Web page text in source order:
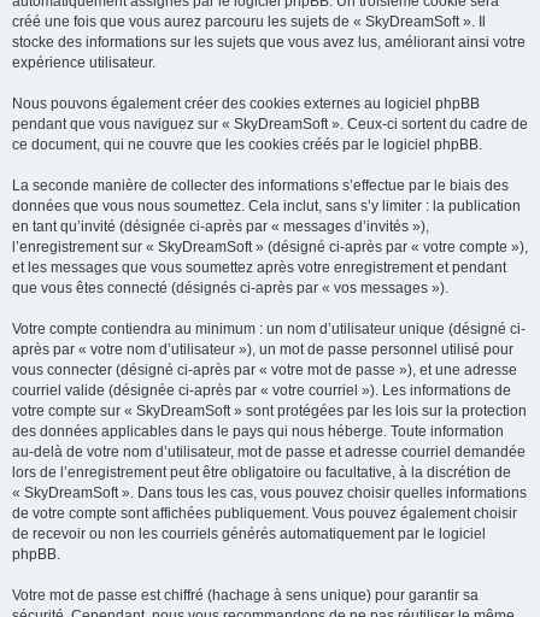
créé une fois que vous aurez parcouru les sujets de « SkyDreamSoft ». Il
stocke des informations sur les sujets que vous avez lus, améliorant ainsi votre
expérience utilisateur.
Nous pouvons également créer des cookies externes au logiciel phpBB
pendant que vous naviguez sur « SkyDreamSoft ». Ceux-ci sortent du cadre de
ce document, qui ne couvre que les cookies créés par le logiciel phpBB.
La seconde manière de collecter des informations s’effectue par le biais des
données que vous nous soumettez. Cela inclut, sans s’y limiter : la publication
en tant qu’invité (désignée ci-après par « messages d’invités »),
l’enregistrement sur « SkyDreamSoft » (désigné ci-après par « votre compte »),
et les messages que vous soumettez après votre enregistrement et pendant
que vous êtes connecté (désignés ci-après par « vos messages »).
Votre compte contiendra au minimum : un nom d’utilisateur unique (désigné ci-
après par « votre nom d’utilisateur »), un mot de passe personnel utilisé pour
vous connecter (désigné ci-après par « votre mot de passe »), et une adresse
courriel valide (désignée ci-après par « votre courriel »). Les informations de
votre compte sur « SkyDreamSoft » sont protégées par les lois sur la protection
des données applicables dans le pays qui nous héberge. Toute information
au-delà de votre nom d’utilisateur, mot de passe et adresse courriel demandée
lors de l’enregistrement peut être obligatoire ou facultative, à la discrétion de
« SkyDreamSoft ». Dans tous les cas, vous pouvez choisir quelles informations
de votre compte sont affichées publiquement. Vous pouvez également choisir
de recevoir ou non les courriels générés automatiquement par le logiciel
phpBB.
Votre mot de passe est chiffré (hachage à sens unique) pour garantir sa